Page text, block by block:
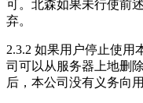
可。北森如果未行使前
弃。
2.3.2 如果用户停止使用
司可以从服务器上地删
后，本公司没有义务向